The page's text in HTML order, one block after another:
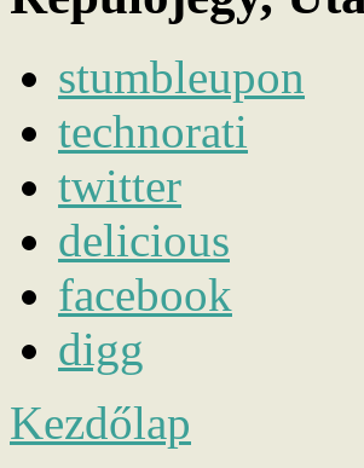
stumbleupon
technorati
twitter
delicious
facebook
digg
Kezdőlap